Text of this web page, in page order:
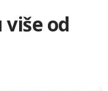
od